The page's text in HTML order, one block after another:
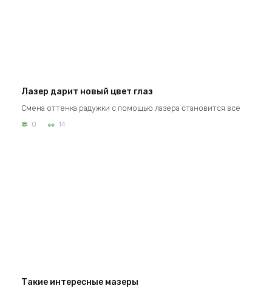
Лазер дарит новый цвет глаз
Смена оттенка радужки с помощью лазера становится все
0 14
Такие интересные мазеры